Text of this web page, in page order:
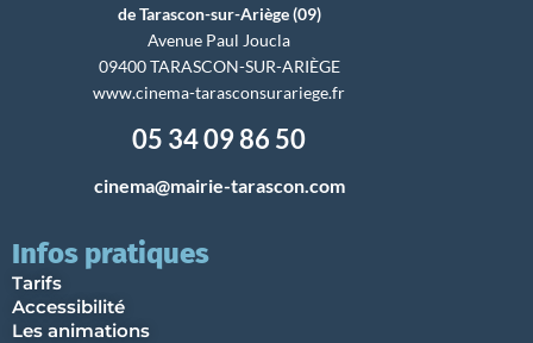
de Tarascon-sur-Ariège (09)
Avenue Paul Joucla
09400 TARASCON-SUR-ARIÈGE
www.cinema-tarasconsurariege.fr
05 34 09 86 50
cinema@mairie-tarascon.com
Infos pratiques
Tarifs
Accessibilité
Les animations